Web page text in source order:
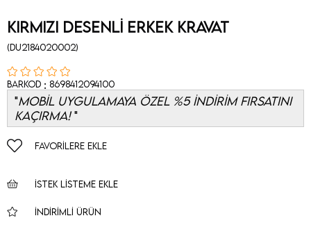
KIRMIZI DESENLİ ERKEK KRAVAT
(DU2184020002)
Barkod : 8698412094100
MOBİL UYGULAMAYA ÖZEL %5 İNDİRİM FIRSATINI
KAÇIRMA!
FAVORILERE EKLE
İSTEK LISTEME EKLE
İNDIRIMLI ÜRÜN